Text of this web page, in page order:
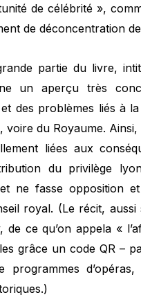
de célébrité »,
de déconcentration
partie du livre,
un aperçu très
et des problèmes liés à
voire du Royaume.
liées aux
du privilège
ne fasse opposition
royal. (Le récit,
de ce qu’on appela «
grâce un code QR –
programmes